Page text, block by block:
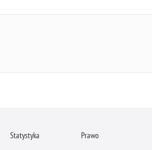
Statystyka Prawo